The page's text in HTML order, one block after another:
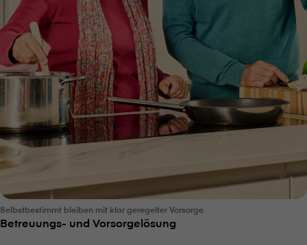
Selbstbestimmt bleiben mit klar geregelter Vorsorge
Betreuungs- und Vorsorgelösung